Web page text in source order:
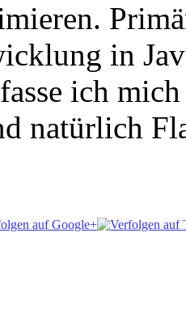
in
ich
natürlich